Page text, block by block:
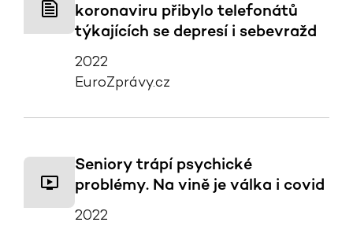
koronaviru přibylo telefonátů
týkajících se depresí i sebevražd
2022
EuroZprávy.cz
Seniory trápí psychické
problémy. Na vině je válka i covid
2022